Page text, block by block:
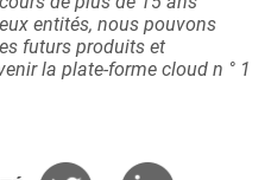
entités, nous pouvons
futurs produits et
la plate-forme cloud n ° 1